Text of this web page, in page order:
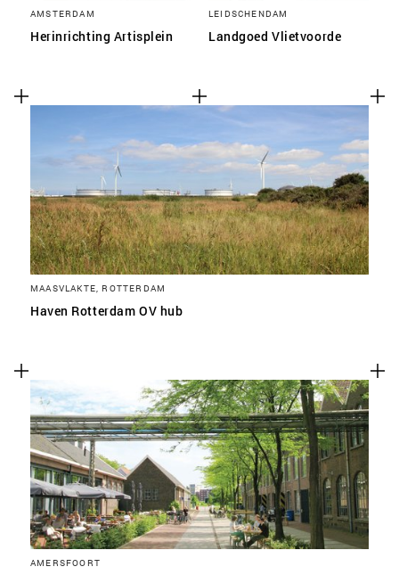
AMSTERDAM
Herinrichting Artisplein
LEIDSCHENDAM
Landgoed Vlietvoorde
MAASVLAKTE, ROTTERDAM
Haven Rotterdam OV hub
AMERSFOORT